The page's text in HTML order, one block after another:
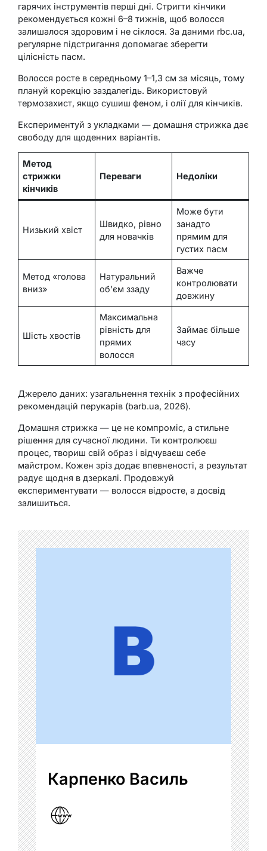
гарячих інструментів перші дні. Стригти кінчики
рекомендується кожні 6–8 тижнів, щоб волосся
залишалося здоровим і не сіклося. За даними rbc.ua,
регулярне підстригання допомагає зберегти
цілісність пасм.
Волосся росте в середньому 1–1,3 см за місяць, тому
плануй корекцію заздалегідь. Використовуй
термозахист, якщо сушиш феном, і олії для кінчиків.
Експериментуй з укладками — домашня стрижка дає
свободу для щоденних варіантів.
Метод
стрижки
кінчиків
Переваги Недоліки
Низький хвіст
Швидко, рівно
для новачків
Може бути
занадто
прямим для
густих пасм
Метод «голова
вниз»
Натуральний
об’єм ззаду
Важче
контролювати
довжину
Шість хвостів
Максимальна
рівність для
прямих
волосся
Займає більше
часу
Джерело даних: узагальнення технік з професійних
рекомендацій перукарів (barb.ua, 2026).
Домашня стрижка — це не компроміс, а стильне
рішення для сучасної людини. Ти контролюєш
процес, твориш свій образ і відчуваєш себе
майстром. Кожен зріз додає впевненості, а результат
радує щодня в дзеркалі. Продовжуй
експериментувати — волосся відросте, а досвід
залишиться.
Карпенко Василь